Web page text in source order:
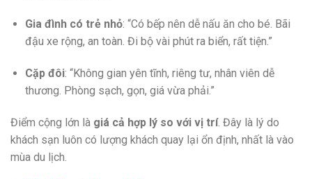
Gia đình có trẻ nhỏ: “Có bếp nên dễ nấu ăn cho bé. Bãi
đậu xe rộng, an toàn. Đi bộ vài phút ra biển, rất tiện.”
Cặp đôi: “Không gian yên tĩnh, riêng tư, nhân viên dễ
thương. Phòng sạch, gọn, giá vừa phải.”
Điểm cộng lớn là giá cả hợp lý so với vị trí. Đây là lý do
khách sạn luôn có lượng khách quay lại ổn định, nhất là vào
mùa du lịch.